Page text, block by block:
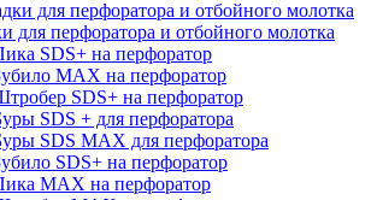
для перфоратора и отбойного молотка
SDS+ на перфоратор
MAX на перфоратор
SDS+ на перфоратор
SDS + для перфоратора
SDS MAX для перфоратора
SDS+ на перфоратор
MAX на перфоратор